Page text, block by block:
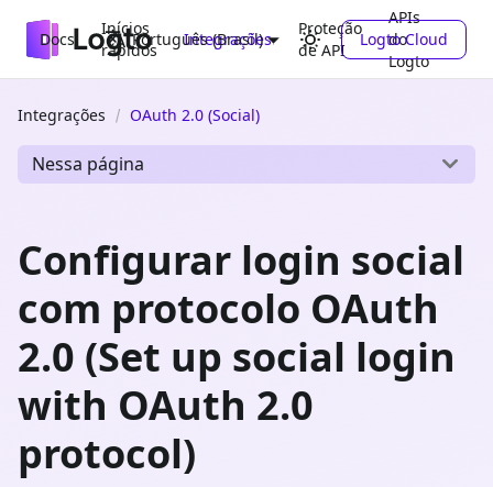
Docs
Inícios
rápidos
Integrações
Proteção
de API
APIs
do
Logto
Português (Brasil) Logto Cloud
Integrações OAuth 2.0 (Social)
Nessa página
Configurar login social
com protocolo OAuth
2.0 (Set up social login
with OAuth 2.0
protocol)